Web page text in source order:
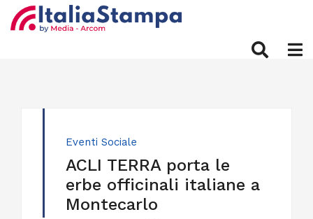
Eventi Sociale
ACLI TERRA porta le
erbe officinali italiane a
Montecarlo